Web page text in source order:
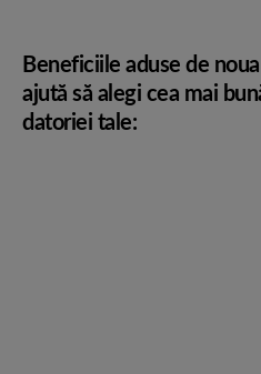
Beneficiile aduse de
ajută să alegi cea mai
datoriei tale: